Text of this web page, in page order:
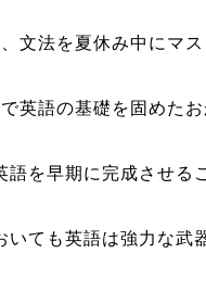
文法を夏休み中にマス
英語の基礎を固めたお
語を早期に完成させる
いても英語は強力な武